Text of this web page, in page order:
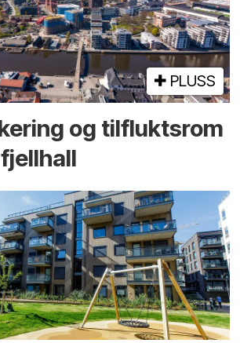
PLUSS
og tilflukts­rom